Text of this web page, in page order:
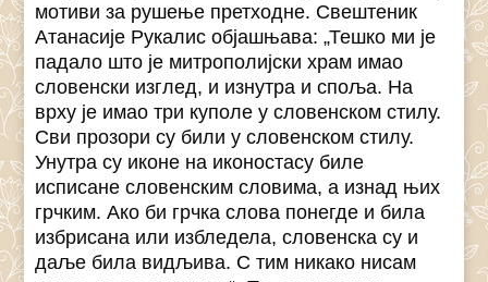
мотиви за рушење претходне. Свештеник
Атанасије Рукалис објашњава: „Тешко ми је
падало што је митрополијски храм имао
словенски изглед, и изнутра и споља. На
врху је имао три куполе у словенском стилу.
Сви прозори су били у словенском стилу.
Унутра су иконе на иконостасу биле
исписане словенским словима, а изнад њих
грчким. Ако би грчка слова понегде и била
избрисана или избледела, словенска су и
даље била видљива. С тим никако нисам